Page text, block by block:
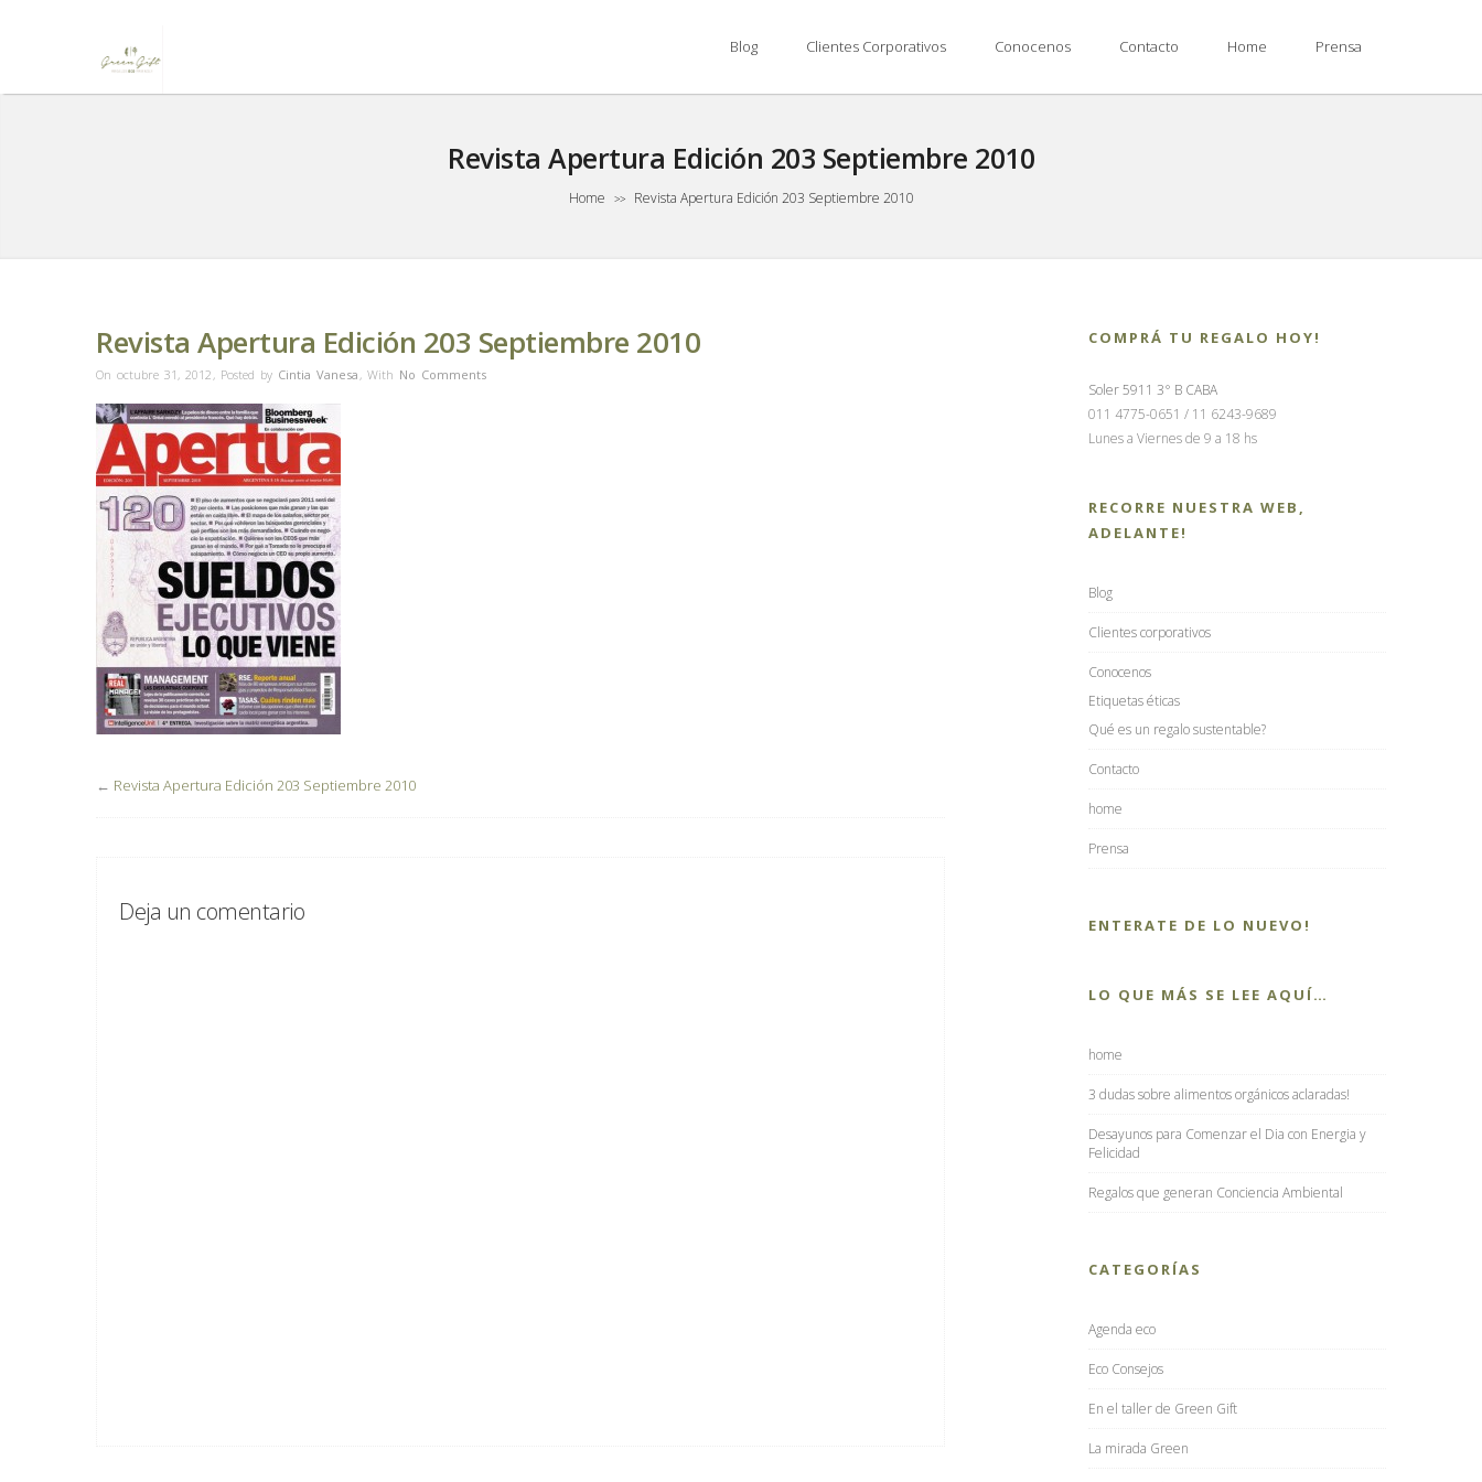
Blog Clientes Corporativos Conocenos Contacto Home Prensa
Revista Apertura Edición 203 Septiembre 2010
Home >> Revista Apertura Edición 203 Septiembre 2010
Revista Apertura Edición 203 Septiembre 2010
On octubre 31, 2012 , Posted by Cintia Vanesa , With No Comments
← Revista Apertura Edición 203 Septiembre 2010
Deja un comentario
COMPRÁ TU REGALO HOY!
Soler 5911 3° B CABA
011 4775-0651 / 11 6243-9689
Lunes a Viernes de 9 a 18 hs
RECORRE NUESTRA WEB,
ADELANTE!
Blog
Clientes corporativos
Conocenos
Etiquetas éticas
Qué es un regalo sustentable?
Contacto
home
Prensa
ENTERATE DE LO NUEVO!
LO QUE MÁS SE LEE AQUÍ…
home
3 dudas sobre alimentos orgánicos aclaradas!
Desayunos para Comenzar el Dia con Energia y
Felicidad
Regalos que generan Conciencia Ambiental
CATEGORÍAS
Agenda eco
Eco Consejos
En el taller de Green Gift
La mirada Green